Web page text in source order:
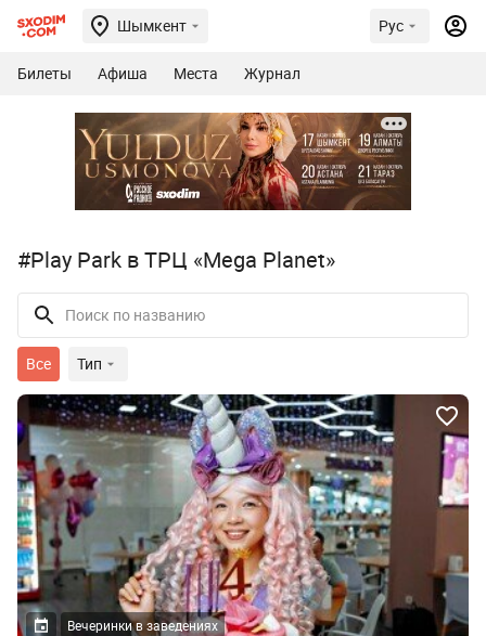
Шымкент Рус
Билеты Афиша Места Журнал
#Play Park в ТРЦ «Mega Planet»
Все Тип
Вечеринки в заведениях